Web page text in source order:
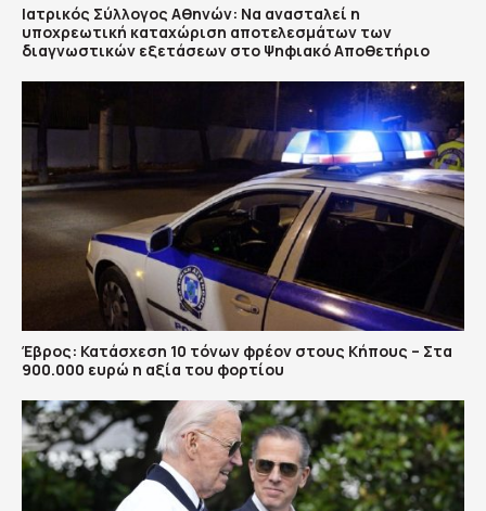
Ιατρικός Σύλλογος Αθηνών: Να ανασταλεί η
υποχρεωτική καταχώριση αποτελεσμάτων των
διαγνωστικών εξετάσεων στο Ψηφιακό Αποθετήριο
Έβρος: Κατάσχεση 10 τόνων φρέον στους Κήπους – Στα
900.000 ευρώ η αξία του φορτίου